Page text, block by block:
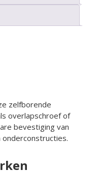
zelfborende
overlapschroef of
bevestiging van